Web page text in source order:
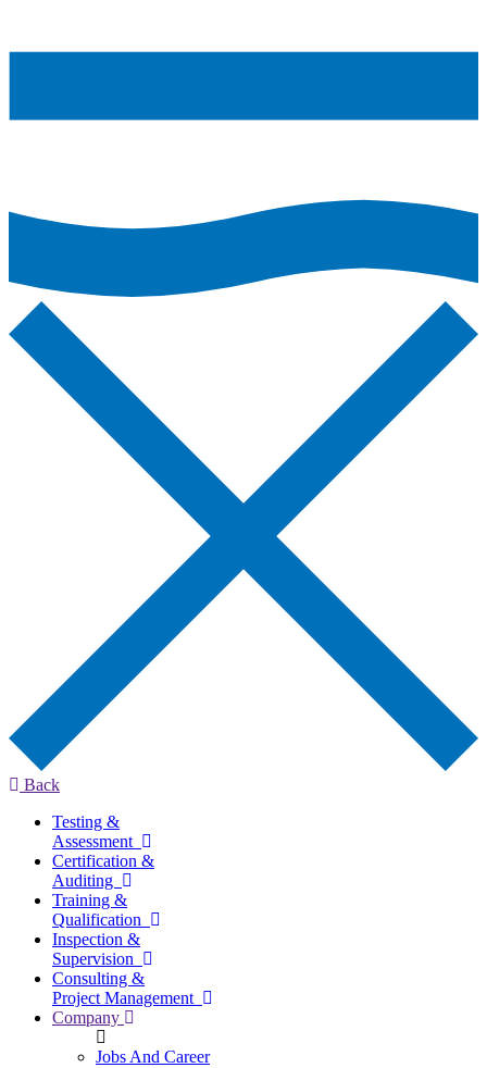
Back
Testing &
Assessment
Certification &
Auditing
Training &
Qualification
Inspection &
Supervision
Consulting &
Project Management
Company
Jobs And Career